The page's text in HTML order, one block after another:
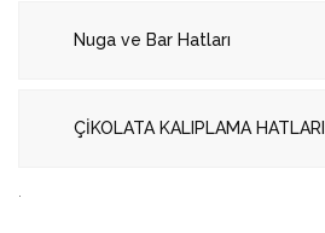
Nuga ve Bar Hatları
ÇİKOLATA KALIPLAMA HATLARI